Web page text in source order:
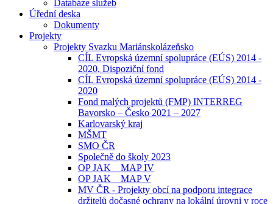
Databáze služeb
Úřední deska
Dokumenty
Projekty
Projekty Svazku Mariánskolázeňsko
CÍL Evropská územní spolupráce (EÚS) 2014 -
2020, Dispoziční fond
CÍL Evropská územní spolupráce (EÚS) 2014 -
2020
Fond malých projektů (FMP) INTERREG
Bavorsko – Česko 2021 – 2027
Karlovarský kraj
MŠMT
SMO ČR
Společně do školy 2023
OP JAK _ MAP IV
OP JAK _ MAP V
MV ČR - Projekty obcí na podporu integrace
držitelů dočasné ochrany na lokální úrovni v roce